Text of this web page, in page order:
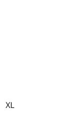
XL